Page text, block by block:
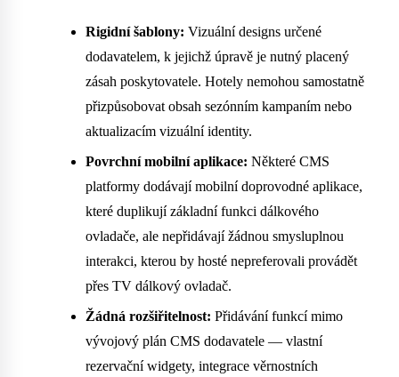
Rigidní šablony: Vizuální designs určené
dodavatelem, k jejichž úpravě je nutný placený
zásah poskytovatele. Hotely nemohou samostatně
přizpůsobovat obsah sezónním kampaním nebo
aktualizacím vizuální identity.
Povrchní mobilní aplikace: Některé CMS
platformy dodávají mobilní doprovodné aplikace,
které duplikují základní funkci dálkového
ovladače, ale nepřidávají žádnou smysluplnou
interakci, kterou by hosté nepreferovali provádět
přes TV dálkový ovladač.
Žádná rozšiřitelnost: Přidávání funkcí mimo
vývojový plán CMS dodavatele — vlastní
rezervační widgety, integrace věrnostních